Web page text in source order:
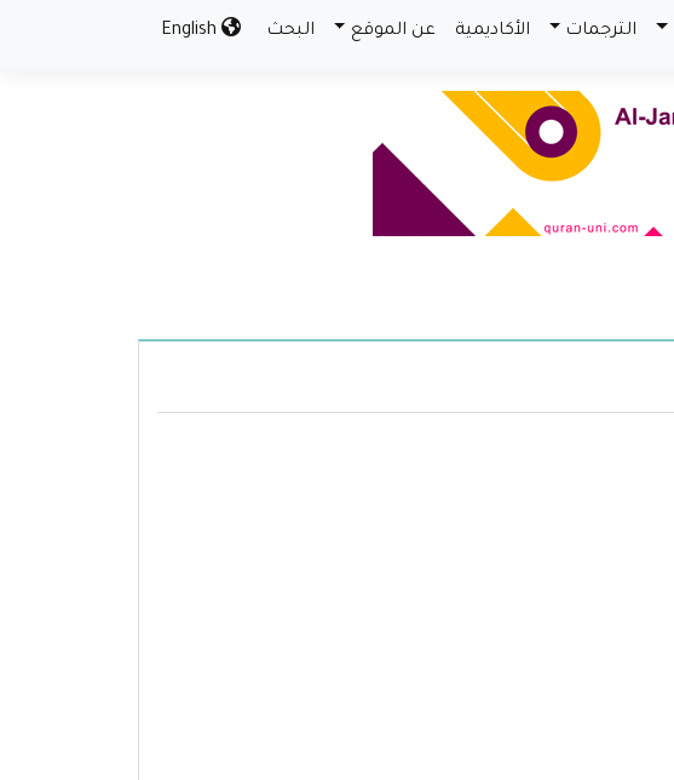
الترجمات الأكاديمية عن الموقع البحث